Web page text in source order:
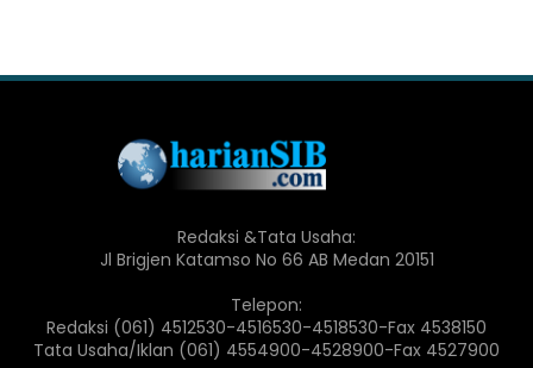
Redaksi &Tata Usaha:
Jl Brigjen Katamso No 66 AB Medan 20151
Telepon:
Redaksi (061) 4512530-4516530-4518530-Fax 4538150
Tata Usaha/Iklan (061) 4554900-4528900-Fax 4527900